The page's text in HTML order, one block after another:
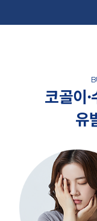
코골이
유